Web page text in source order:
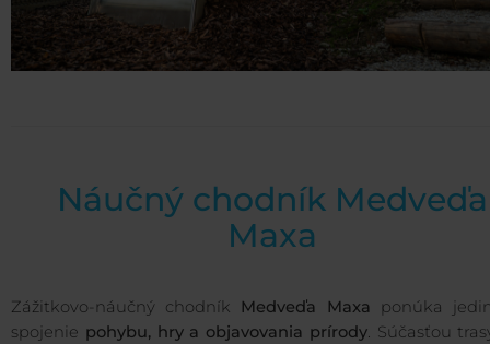
Náučný chodník Medveďa
Maxa
Zážitkovo-náučný chodník Medveďa Maxa ponúka
spojenie pohybu, hry a objavovania prírody. Súčasťou